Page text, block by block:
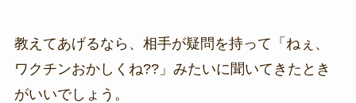
教えてあげるなら、相手が疑問を持って「ねぇ、
ワクチンおかしくね??」みたいに聞いてきたとき
がいいでしょう。